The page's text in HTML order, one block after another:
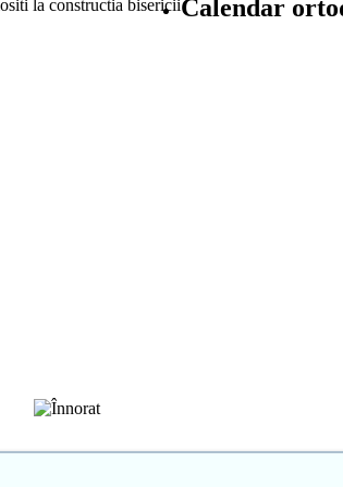
la constructia bisericiiCalendar